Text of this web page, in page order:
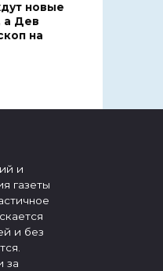
новые
а Дев
на
и
газеты
и без
за